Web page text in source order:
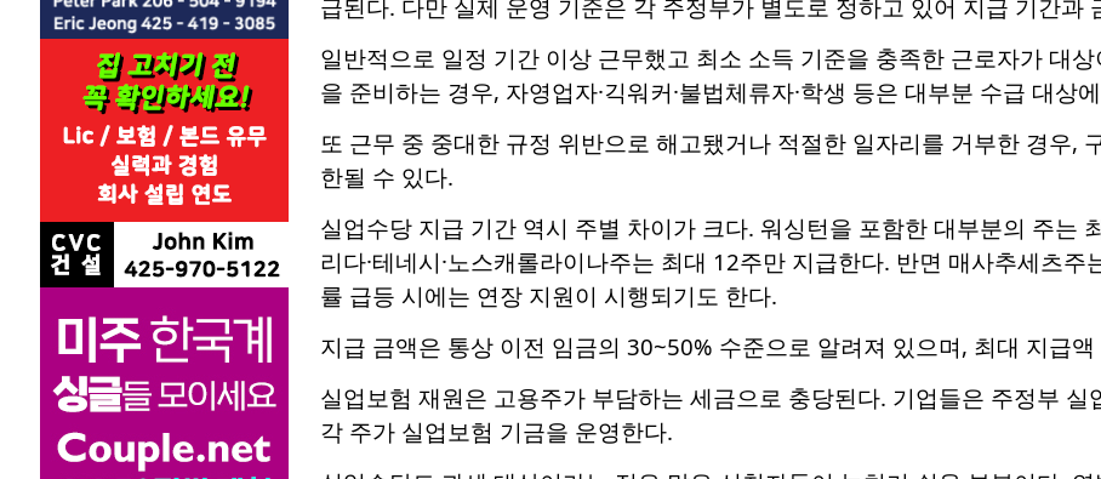
급된다. 다만 실제 운영 기준은 각 주정부가 별도로 정하고 있어 지급 기간과
일반적으로 일정 기간 이상 근무했고 최소 소득 기준을 충족한 근로자가 대
을 준비하는 경우, 자영업자·긱워커·불법체류자·학생 등은 대부분 수급 대상
또 근무 중 중대한 규정 위반으로 해고됐거나 적절한 일자리를 거부한 경우,
한될 수 있다.
실업수당 지급 기간 역시 주별 차이가 크다. 워싱턴을 포함한 대부분의 주는
리다·테네시·노스캐롤라이나주는 최대 12주만 지급한다. 반면 매사추세츠
률 급등 시에는 연장 지원이 시행되기도 한다.
지급 금액은 통상 이전 임금의 30~50% 수준으로 알려져 있으며, 최대 지급
실업보험 재원은 고용주가 부담하는 세금으로 충당된다. 기업들은 주정부
각 주가 실업보험 기금을 운영한다.